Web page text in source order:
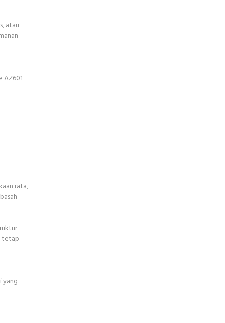
atau
AZ601
rata,
tetap
yang